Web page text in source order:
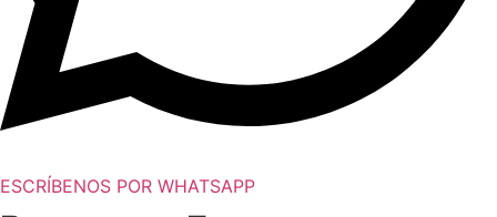
ESCRÍBENOS POR WHATSAPP